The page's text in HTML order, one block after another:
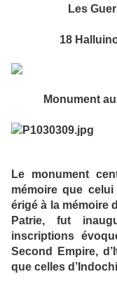
Les
18
Monument
Le monument
mémoire que
érigé à la mémoire
Patrie, fut
inscriptions
Second Empire,
que celles